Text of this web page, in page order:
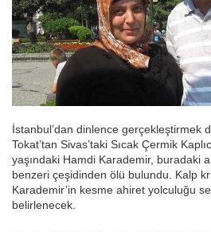
İstanbul’dan dinlence gerçekleştirmek
Tokat’tan Sivas’taki Sıcak Çermik
yaşındaki Hamdi Karademir, buradaki
benzeri çeşidinden ölü bulundu. Kalp
Karademir’in kesme ahiret yolculuğu
belirlenecek.